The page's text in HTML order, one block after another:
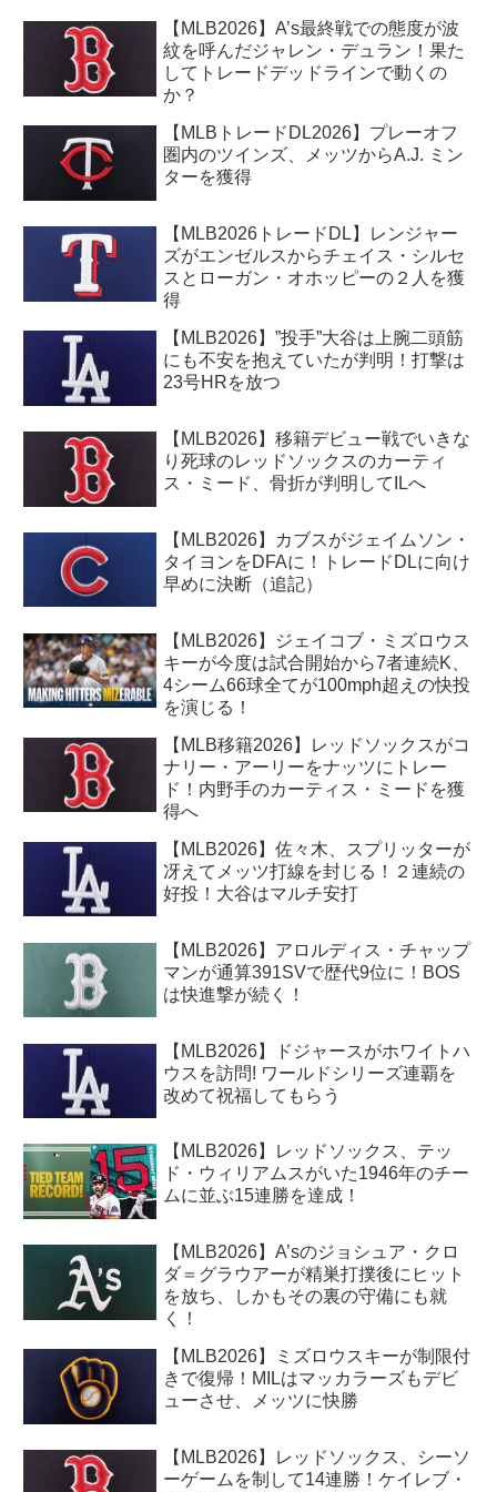
【MLB2026】A’s最終戦での態度が波
紋を呼んだジャレン・デュラン！果た
してトレードデッドラインで動くの
か？
【MLBトレードDL2026】プレーオフ
圏内のツインズ、メッツからA.J. ミン
ターを獲得
【MLB2026トレードDL】レンジャー
ズがエンゼルスからチェイス・シルセ
スとローガン・オホッピーの２人を獲
得
【MLB2026】”投手”大谷は上腕二頭筋
にも不安を抱えていたが判明！打撃は
23号HRを放つ
【MLB2026】移籍デビュー戦でいきな
り死球のレッドソックスのカーティ
ス・ミード、骨折が判明してILへ
【MLB2026】カブスがジェイムソン・
タイヨンをDFAに！トレードDLに向け
早めに決断（追記）
【MLB2026】ジェイコブ・ミズロウス
キーが今度は試合開始から7者連続K、
4シーム66球全てが100mph超えの快投
を演じる！
【MLB移籍2026】レッドソックスがコ
ナリー・アーリーをナッツにトレー
ド！内野手のカーティス・ミードを獲
得へ
【MLB2026】佐々木、スプリッターが
冴えてメッツ打線を封じる！２連続の
好投！大谷はマルチ安打
【MLB2026】アロルディス・チャップ
マンが通算391SVで歴代9位に！BOS
は快進撃が続く！
【MLB2026】ドジャースがホワイトハ
ウスを訪問! ワールドシリーズ連覇を
改めて祝福してもらう
【MLB2026】レッドソックス、テッ
ド・ウィリアムスがいた1946年のチー
ムに並ぶ15連勝を達成！
【MLB2026】A’sのジョシュア・クロ
ダ＝グラウアーが精巣打撲後にヒット
を放ち、しかもその裏の守備にも就
く！
【MLB2026】ミズロウスキーが制限付
きで復帰！MILはマッカラーズもデビ
ューさせ、メッツに快勝
【MLB2026】レッドソックス、シーソ
ーゲームを制して14連勝！ケイレブ・